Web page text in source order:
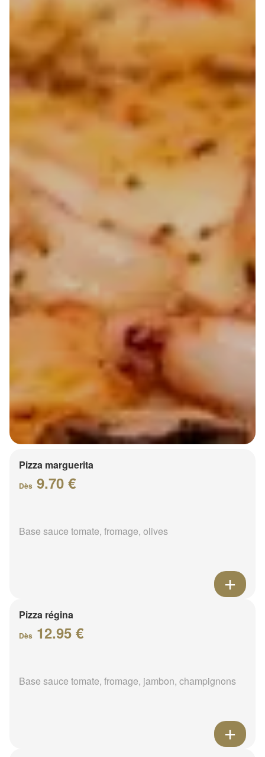
Pizza marguerita
Dès 9.70 €
Base sauce tomate, fromage, olives
Pizza régina
Dès 12.95 €
Base sauce tomate, fromage, jambon, champignons